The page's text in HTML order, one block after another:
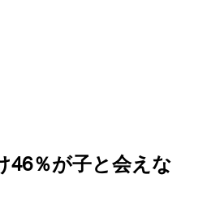
46％が子と会えな